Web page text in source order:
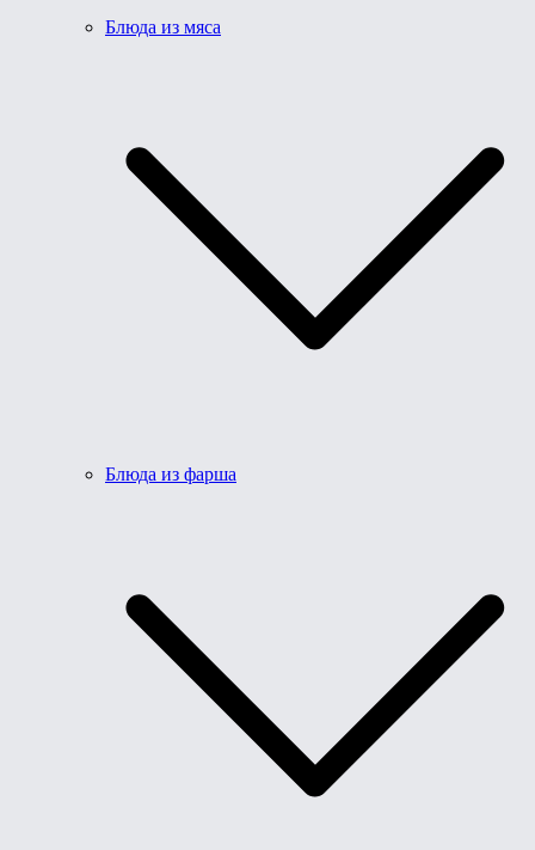
Блюда из мяса
Блюда из фарша